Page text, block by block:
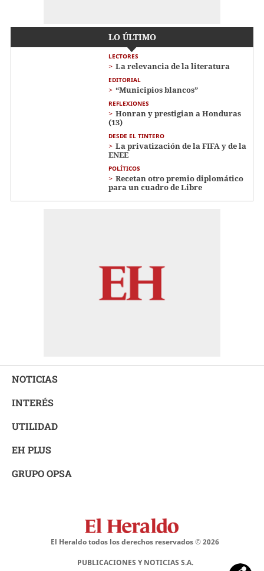
LO ÚLTIMO
LECTORES
La relevancia de la literatura
EDITORIAL
“Municipios blancos”
REFLEXIONES
Honran y prestigian a Honduras
(13)
DESDE EL TINTERO
La privatización de la FIFA y de la
ENEE
POLÍTICOS
Recetan otro premio diplomático
para un cuadro de Libre
NOTICIAS
INTERÉS
UTILIDAD
EH PLUS
GRUPO OPSA
El Heraldo todos los derechos reservados ©2026
PUBLICACIONES Y NOTICIAS S.A.